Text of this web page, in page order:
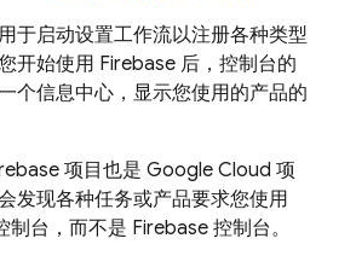
于启动设置工作流以注册各种类型
开始使用 Firebase 后，控制台的
个信息中心，显示您使用的产品的
项目也是 Google Cloud 项
发现各种任务或产品要求您使用
制台，而不是 Firebase 控制台。